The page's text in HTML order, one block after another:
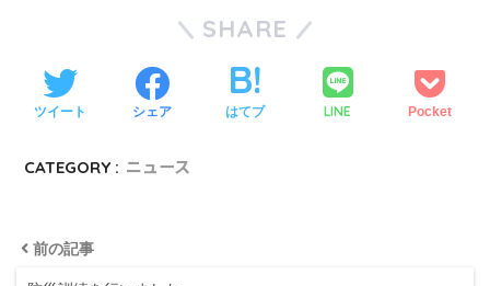
SHARE
ツイート シェア はてブ LINE Pocket
CATEGORY : ニュース
前の記事